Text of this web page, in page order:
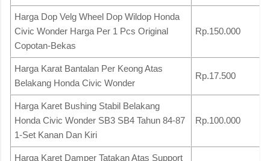
Harga Dop Velg Wheel Dop Wildop Honda
Civic Wonder Harga Per 1 Pcs Original
Copotan-Bekas
Rp.150.000
Harga Karat Bantalan Per Keong Atas
Belakang Honda Civic Wonder
Rp.17.500
Harga Karet Bushing Stabil Belakang
Honda Civic Wonder SB3 SB4 Tahun 84-87
1-Set Kanan Dan Kiri
Rp.100.000
Harga Karet Damper Tatakan Atas Support